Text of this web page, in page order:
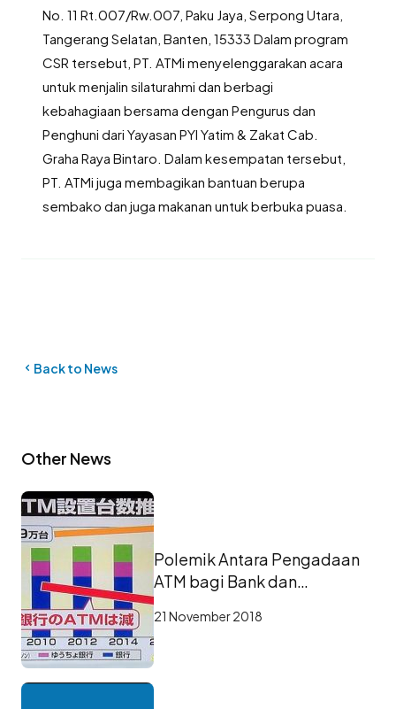
No. 11 Rt.007/Rw.007, Paku Jaya, Serpong Utara,
Tangerang Selatan, Banten, 15333 Dalam program
CSR tersebut, PT. ATMi menyelenggarakan acara
untuk menjalin silaturahmi dan berbagi
kebahagiaan bersama dengan Pengurus dan
Penghuni dari Yayasan PYI Yatim & Zakat Cab.
Graha Raya Bintaro. Dalam kesempatan tersebut,
PT. ATMi juga membagikan bantuan berupa
sembako dan juga makanan untuk berbuka puasa.
Back to News
Other News
Polemik Antara Pengadaan
ATM bagi Bank dan
Nasabah
21 November 2018